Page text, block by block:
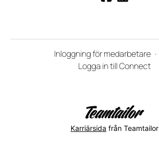
Inloggning för medarbetare ·
Logga in till Connect
Karriärsida från Teamtailor